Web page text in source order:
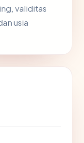
validitas
usia